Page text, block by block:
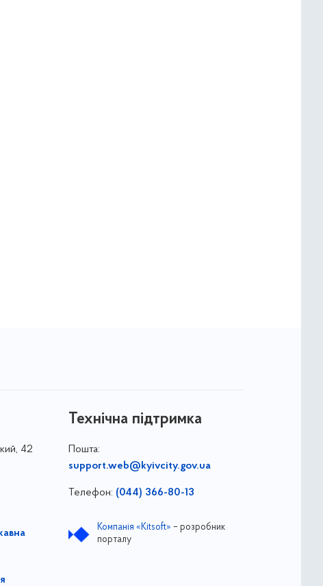
42
Технічна підтримка
Пошта:
support.web@kyivcity.gov.ua
Телефон: (044) 366-80-13
Компанія «Kitsoft» – розробник
порталу